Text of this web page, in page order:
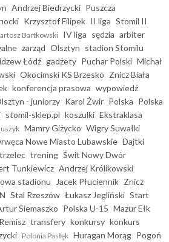
Andrzej Biedrzycki Puszcza
Krzysztof Filipek II liga Stomil II
Bartkowski IV liga sędzia arbiter
zarząd Olsztyn stadion Stomilu
Łódź gadżety Puchar Polski Michał
Okocimski KS Brzesko Znicz Biała
konferencja prasowa wypowiedź
- juniorzy Karol Żwir Polska Polska
stomil-sklep.pl koszulki Ekstraklasa
Mamry Giżycko Wigry Suwałki
Nowe Miasto Lubawskie Dajtki
trening Świt Nowy Dwór
Tunkiewicz Andrzej Królikowski
stadionu Jacek Płuciennik Znicz
Stal Rzeszów Łukasz Jegliński Start
Siemaszko Polska U-15 Mazur Ełk
transfery konkursy konkurs
Polonia Pasłęk Huragan Morąg Pogoń